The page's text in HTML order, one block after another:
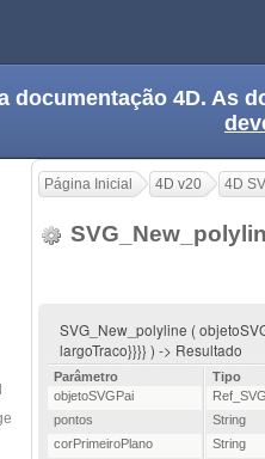
documentação 4D. As
Página Inicial 4D v20 4D
SVG_New_polyline (
largoTraco}}}} ) -> Resultado
Parâmetro
Tipo
objetoSVGPai
pontos
String
corPrimeiroPlano
String